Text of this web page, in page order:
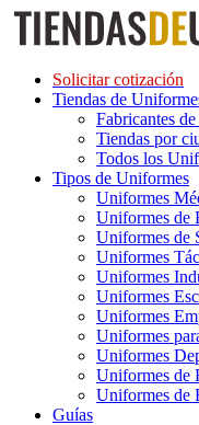
Solicitar cotización
Tiendas de
Fabricantes
Tiendas por
Todos los
Tipos de Uniformes
Uniformes
Uniformes de
Uniformes de
Uniformes
Uniformes
Uniformes
Uniformes
Uniformes
Uniformes
Uniformes de
Uniformes de
Guías